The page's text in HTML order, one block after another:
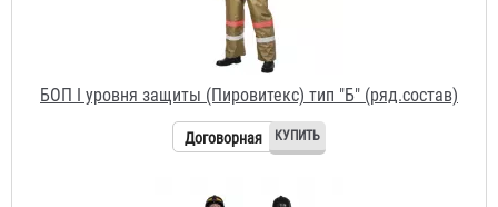
Договорная